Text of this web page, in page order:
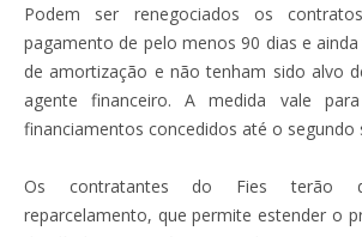
Podem ser renegociados os
pagamento de pelo menos 90 dias e
de amortização e não tenham sido alvo
agente financeiro. A medida vale
financiamentos concedidos até o segundo
Os contratantes do Fies terão
reparcelamento, que permite estender o